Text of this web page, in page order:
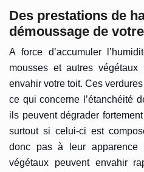
Des prestations de
démoussage de
A force d’accumuler
mousses et autres
envahir votre toit. Ces
ce qui concerne l’étanchéité
ils peuvent dégrader
surtout si celui-ci est
donc pas à leur apparence
végétaux peuvent envahir